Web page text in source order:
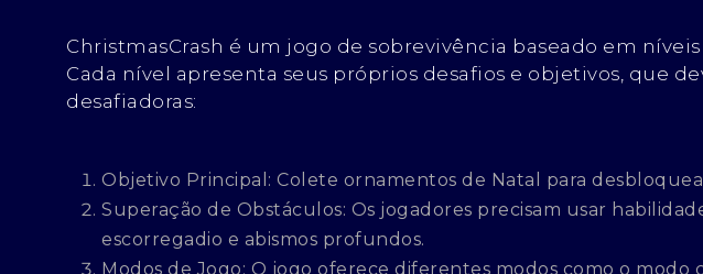
ChristmasCrash é um jogo de sobrevivência baseado em
Cada nível apresenta seus próprios desafios e objetivos, que
desafiadoras:
Objetivo Principal: Colete ornamentos de Natal para
Superação de Obstáculos: Os jogadores precisam usar
escorregadio e abismos profundos.
Modos de Jogo: O jogo oferece diferentes modos como o modo